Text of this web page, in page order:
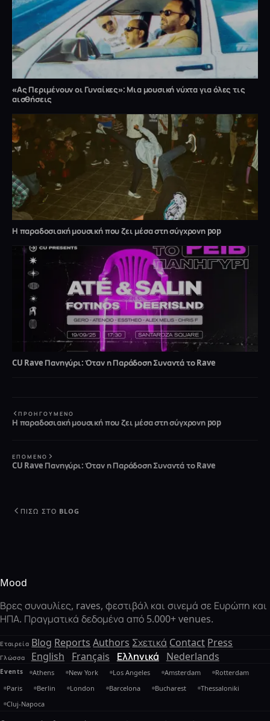
«Ας Περιμένουν οι Γυναίκες»: Μια μουσική νύχτα για όλες τις
αισθήσεις
Η παραδοσιακή μουσική που ζει μέσα στη σύγχρονη pop
CU Rave Πανηγύρι: Όταν η Παράδοση Συναντά το Rave
ΠΡΟΗΓΟΎΜΕΝΟ
Η παραδοσιακή μουσική που ζει μέσα στη σύγχρονη pop
ΕΠΌΜΕΝΟ
CU Rave Πανηγύρι: Όταν η Παράδοση Συναντά το Rave
ΠΊΣΩ ΣΤΟ BLOG
Mood
Βρες συναυλίες, raves, φεστιβάλ και σινεμά σε Ευρώπη και
ΗΠΑ. Πραγματικά δεδομένα από 5.000+ venues.
Εταιρεία Blog Reports Authors Σχετικά Contact Press
Γλώσσα English Français Ελληνικά Nederlands
Events Athens New York Los Angeles Amsterdam
Rotterdam
Paris
Berlin London Barcelona Bucharest
Thessaloniki
Cluj-Napoca